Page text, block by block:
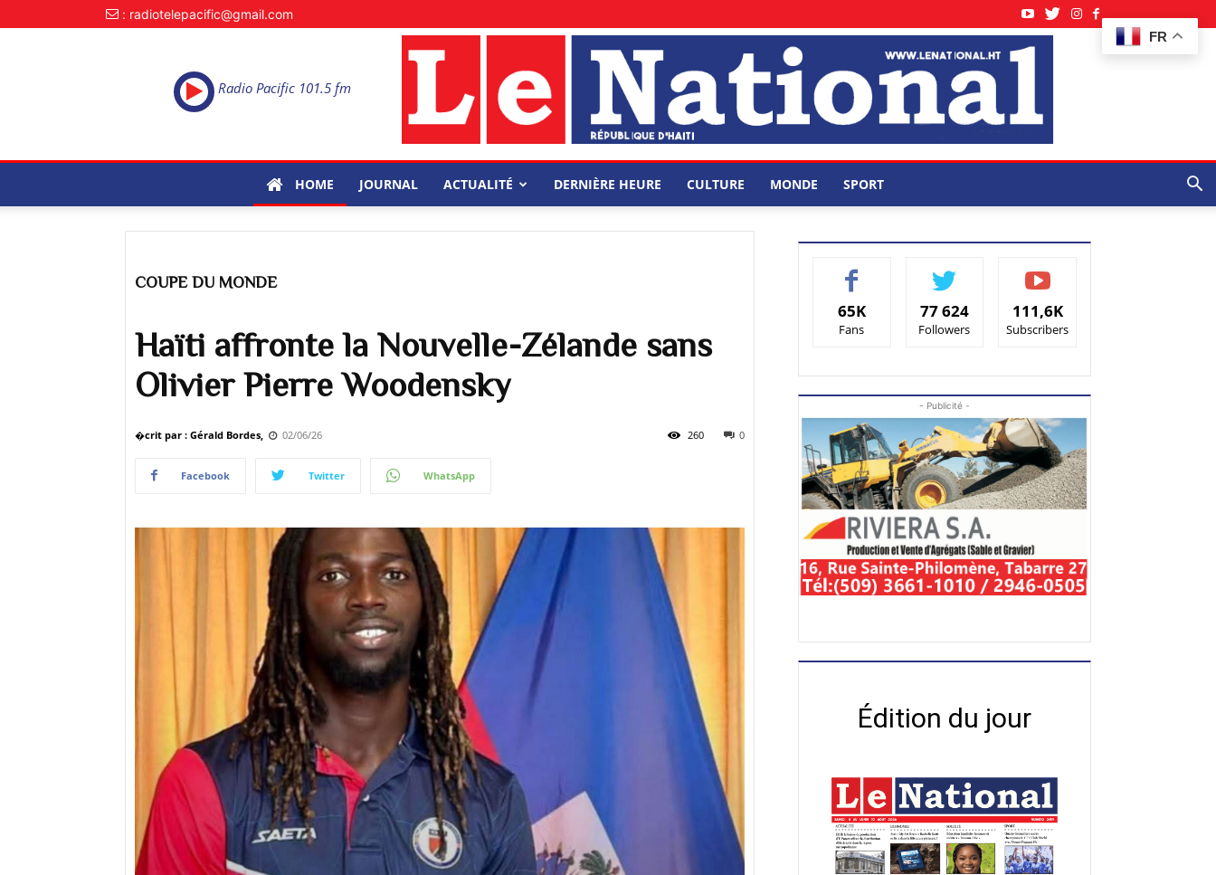
FR
: radiotelepacific@gmail.com
Radio Pacific 101.5 fm
HOME JOURNAL ACTUALITÉ DERNIÈRE HEURE CULTURE MONDE SPORT
COUPE DU MONDE
Haïti affronte la Nouvelle-Zélande sans
Olivier Pierre Woodensky
�crit par : Gérald Bordes, 02/06/26 0
260
Facebook Twitter WhatsApp
65K
Fans
77 624
Followers
111,6K
Subscribers
- Publicité -
Édition du jour